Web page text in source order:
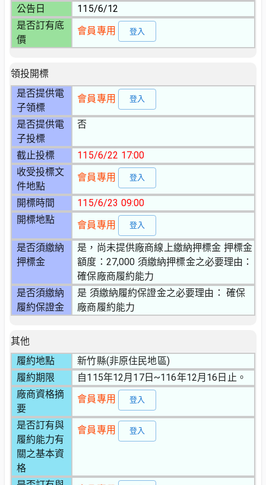
公告日
115/6/12
是否訂有底
價
會員專用 登入
領投開標
是否提供電
子領標
會員專用 登入
是否提供電
子投標
否
截止投標
115/6/22 17:00
收受投標文
件地點
會員專用 登入
開標時間
115/6/23 09:00
開標地點
會員專用 登入
是否須繳納
押標金
是，尚未提供廠商線上繳納押標金 押標金
額度：27,000 須繳納押標金之必要理由：
確保廠商履約能力
是否須繳納
履約保證金
是 須繳納履約保證金之必要理由： 確保
廠商履約能力
其他
履約地點
新竹縣(非原住民地區)
履約期限
自115年12月17日~116年12月16日止。
廠商資格摘
要
會員專用 登入
是否訂有與
履約能力有
關之基本資
格
會員專用 登入